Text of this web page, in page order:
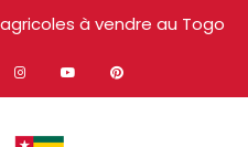
à vendre au Togo